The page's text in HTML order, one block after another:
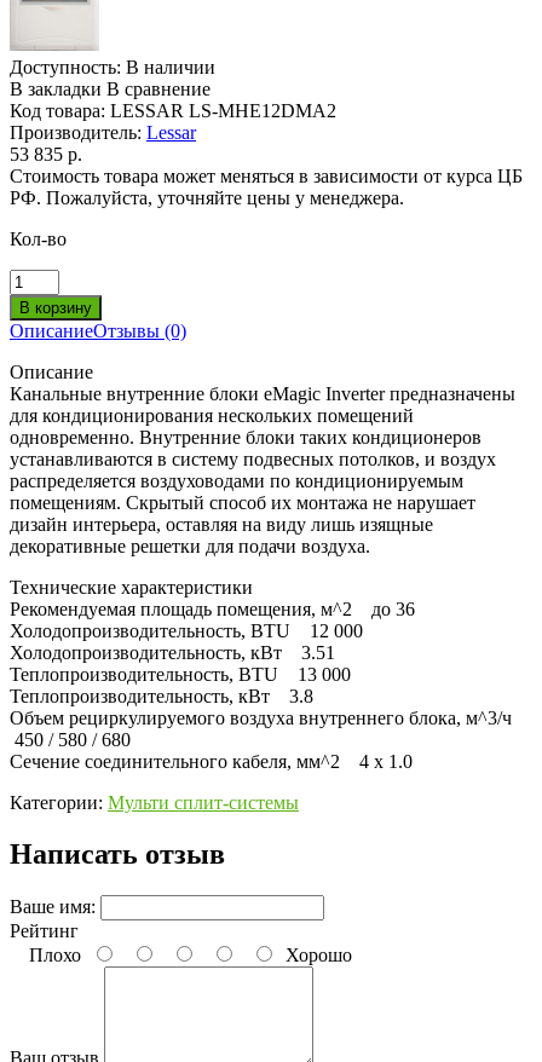
Доступность: В наличии
В закладки В сравнение
Код товара: LESSAR LS-MHE12DMA2
Производитель: Lessar
53 835 р.
Стоимость товара может меняться в зависимости от курса ЦБ
РФ. Пожалуйста, уточняйте цены у менеджера.
Кол-во
ОписаниеОтзывы (0)
Описание
Канальные внутренние блоки eMagic Inverter предназначены
для кондиционирования нескольких помещений
одновременно. Внутренние блоки таких кондиционеров
устанавливаются в систему подвесных потолков, и воздух
распределяется воздуховодами по кондиционируемым
помещениям. Скрытый способ их монтажа не нарушает
дизайн интерьера, оставляя на виду лишь изящные
декоративные решетки для подачи воздуха.
Технические характеристики
Рекомендуемая площадь помещения, м^2 до 36
Холодопроизводительность, BTU 12 000
Холодопроизводительность, кВт 3.51
Теплопроизводительность, BTU 13 000
Теплопроизводительность, кВт 3.8
Объем рециркулируемого воздуха внутреннего блока, м^3/ч
450 / 580 / 680
Сечение соединительного кабеля, мм^2 4 x 1.0
Категории: Мульти сплит-системы
Написать отзыв
Ваше имя:
Рейтинг
Плохо
Хорошо
Ваш отзыв